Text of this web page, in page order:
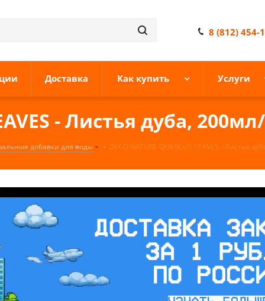
8 (812) 454-
Доставка Как купить Услуги
- Листья дуба,
добавки для воды - DECO NATURE QUERCUS LEAVES - Листья